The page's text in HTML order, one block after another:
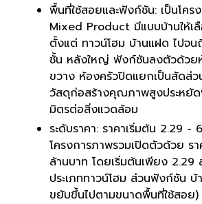
พื้นที่ใช้สอยและฟังก์ชัน: เป็นโคร
Mixed Product มีแบบบ้านให้เ
ตั้งแต่ ทาวน์โฮม บ้านแฝด ไปจ
ชั้น หลังใหญ่ ฟังก์ชันลงตัวด้วย
ขวาง ห้องครัวปิดแยกเป็นสัดส่ว
วัสดุก่อสร้างคุณภาพสูงประหยั
มิตรต่อสิ่งแวดล้อม
ระดับราคา: ราคาเริ่มต้น 2.29 -
โครงการภาพรวมเปิดตัวด้วย รา
ล้านบาท โดยเริ่มต้นเพียง 2.29
ประเภททาวน์โฮม ส่วนฟังก์ชัน บ้
ขยับขึ้นไปตามขนาดพื้นที่ใช้สอย)